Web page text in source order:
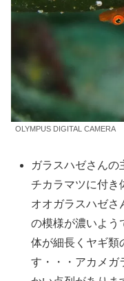
OLYMPUS DIGITAL CAMERA
ガラスハゼさんの
チカラマツに付き
オオガラスハゼさ
の模様が濃いよう
体が細長くヤギ類
す・・・アカメガ